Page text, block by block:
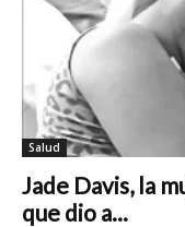
Salud
Jade Davis, la
que dio a...